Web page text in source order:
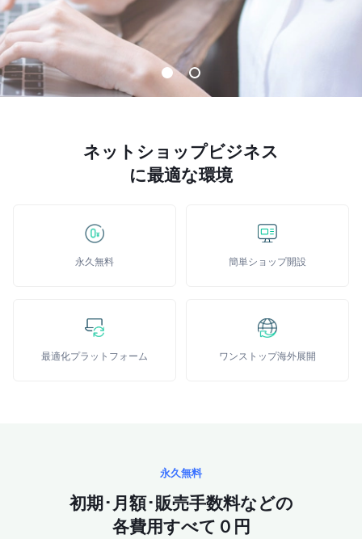
機
能
越
境
Facebookチャネル
ネットショップビジネス
に最適な環境
永久無料 簡単ショップ開設
最適化プラットフォーム ワンストップ海外展開
永久無料
初期･月額･販売手数料などの
各費用すべて０円